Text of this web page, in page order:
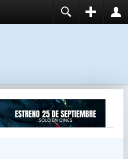
RECUÉRDEME
IDENTIFICARSE